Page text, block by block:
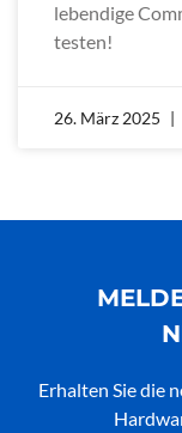
lebendige
testen!
26. März 2025
Erhalten Sie die